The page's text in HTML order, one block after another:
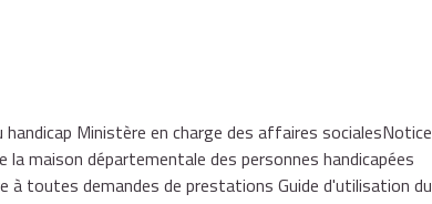
Ministère en charge des affaires socialesNotice
la maison départementale des personnes handicapées
à toutes demandes de prestations Guide d'utilisation du